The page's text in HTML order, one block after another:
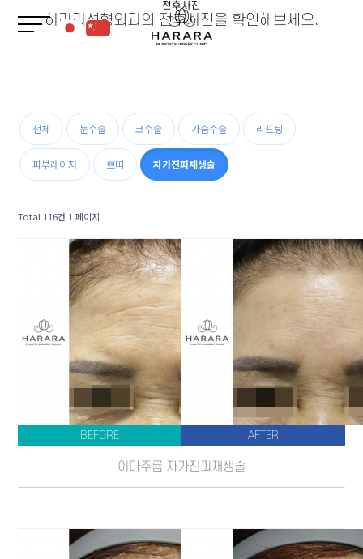
하라라
HARARA
성형
커뮤니티
COMMUNITY
전후사진
하라라성형외과의 전후사진을 확인해보세요.
전체 눈수술 코수술 가슴수술 리프팅
피부레이저 쁘띠 자가진피재생술
Total 116건 1 페이지
BEFORE AFTER
이마주름 자가진피재생술